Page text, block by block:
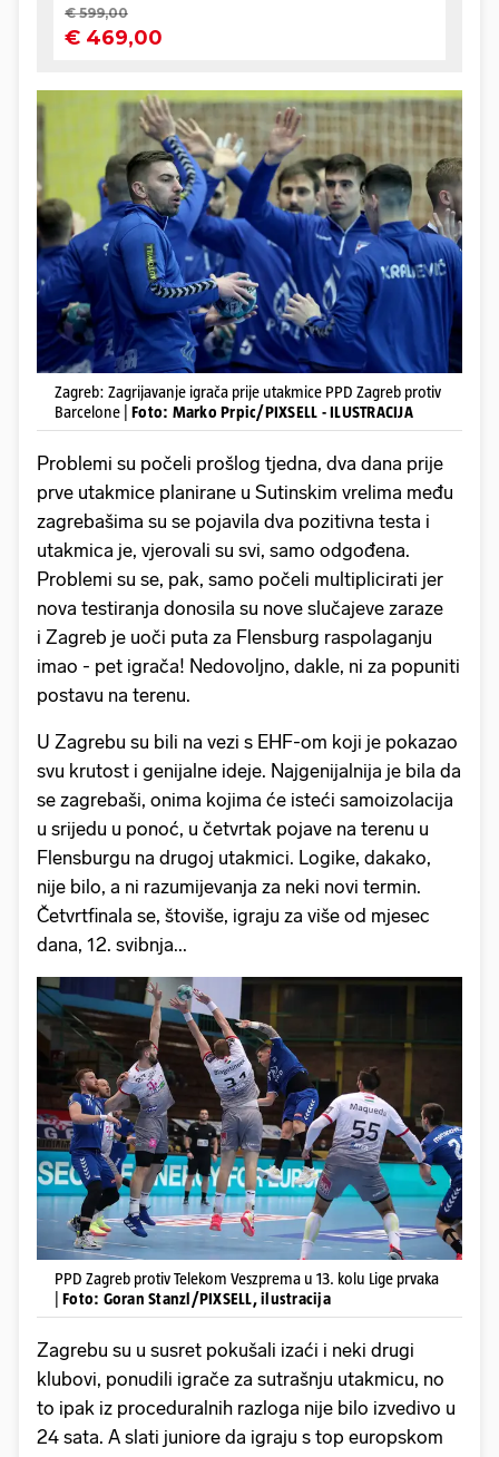
Zagreb: Zagrijavanje igrača prije utakmice PPD Zagreb protiv
Barcelone | Foto: Marko Prpic/PIXSELL - ILUSTRACIJA
Problemi su počeli prošlog tjedna, dva dana prije
prve utakmice planirane u Sutinskim vrelima među
zagrebašima su se pojavila dva pozitivna testa i
utakmica je, vjerovali su svi, samo odgođena.
Problemi su se, pak, samo počeli multiplicirati jer
nova testiranja donosila su nove slučajeve zaraze
i Zagreb je uoči puta za Flensburg raspolaganju
imao - pet igrača! Nedovoljno, dakle, ni za popuniti
postavu na terenu.
U Zagrebu su bili na vezi s EHF-om koji je pokazao
svu krutost i genijalne ideje. Najgenijalnija je bila da
se zagrebaši, onima kojima će isteći samoizolacija
u srijedu u ponoć, u četvrtak pojave na terenu u
Flensburgu na drugoj utakmici. Logike, dakako,
nije bilo, a ni razumijevanja za neki novi termin.
Četvrtfinala se, štoviše, igraju za više od mjesec
dana, 12. svibnja...
PPD Zagreb protiv Telekom Veszprema u 13. kolu Lige prvaka
Foto: Goran Stanzl/PIXSELL, ilustracija
Zagrebu su u susret pokušali izaći i neki drugi
klubovi, ponudili igrače za sutrašnju utakmicu, no
to ipak iz proceduralnih razloga nije bilo izvedivo u
24 sata. A slati juniore da igraju s top europskom